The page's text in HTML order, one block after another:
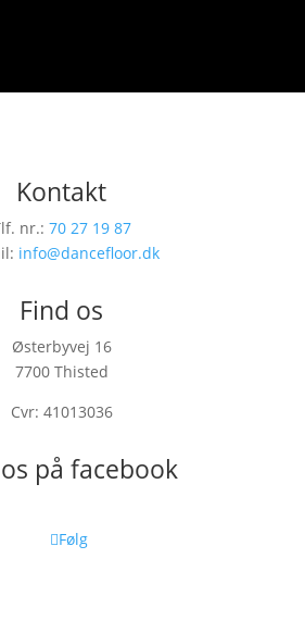
Kontakt
nr.: 70 27 19 87
info@dancefloor.dk
Find os
Østerbyvej 16
7700 Thisted
Cvr: 41013036
på facebook
Følg